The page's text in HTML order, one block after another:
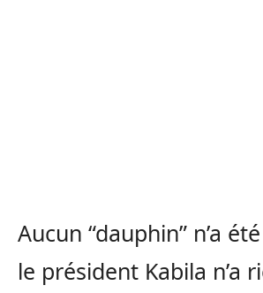
Aucun “dauphin” n’a
le président Kabila n’a